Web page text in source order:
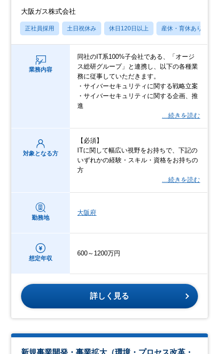
大阪ガス株式会社
正社員採用 土日祝休み 休日120日以上 産休・育休あり
業務内容
同社のIT系100%子会社である、「オージ
ス総研グループ」と連携し、以下の各種業
務に従事していただきます。
・サイバーセキュリティに関する戦略立案
・サイバーセキュリティに関する企画、推
進
…続きを読む
対象となる方
【必須】
ITに関して幅広い視野をお持ちで、下記の
いずれかの経験・スキル・資格をお持ちの
方
…続きを読む
勤務地
大阪府
想定年収
600～1200万円
詳しく見る
新規事業開発・事業拡大（環境・プロセス改革・